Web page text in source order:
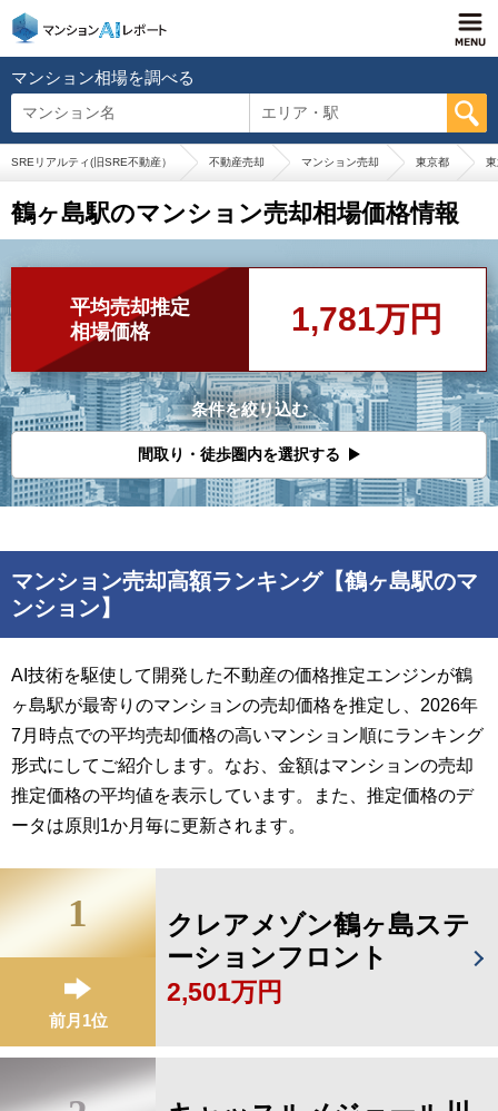
マンション相場を調べる
マンション名 エリア・駅
SREリアルティ(旧SRE不動産） 不動産売却 マンション売却 東京都
鶴ヶ島駅のマンション売却相場価格情報
平均売却推定
相場価格
1,781万円
条件を絞り込む
間取り・徒歩圏内を選択する
マンション売却高額ランキング【鶴ヶ島駅のマ
ンション】
AI技術を駆使して開発した不動産の価格推定エンジンが鶴
ヶ島駅が最寄りのマンションの売却価格を推定し、2026年
7月時点での平均売却価格の高いマンション順にランキング
形式にしてご紹介します。なお、金額はマンションの売却
推定価格の平均値を表示しています。また、推定価格のデ
ータは原則1か月毎に更新されます。
1
前月1位
クレアメゾン鶴ヶ島ステ
ーションフロント
2,501万円